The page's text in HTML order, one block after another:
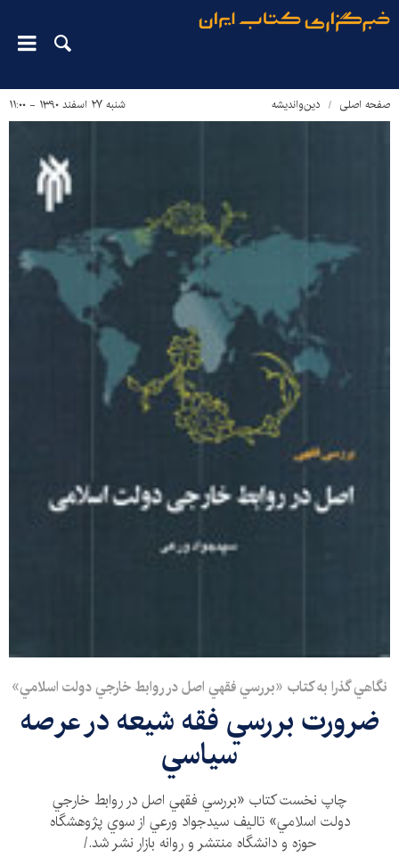
صفحه اصلی دین‌واندیشه شنبه ۲۷ اسفند ۱۳۹۰ - ۱۱:۰۰
نگاهي گذرا به کتاب «بررسي فقهي اصل در روابط خارجي دولت اسلامي»
ضرورت بررسي فقه شيعه در عرصه
سياسي
چاپ نخست کتاب «بررسي فقهي اصل در روابط خارجي
دولت اسلامي» تاليف سيدجواد ورعي از سوي پژوهشگاه
حوزه و دانشگاه منتشر و روانه بازار نشر شد./